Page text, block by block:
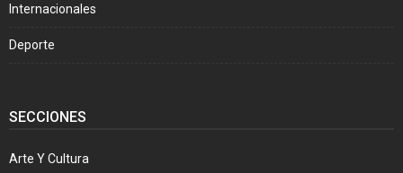
Internacionales
Deporte
SECCIONES
Arte Y Cultura